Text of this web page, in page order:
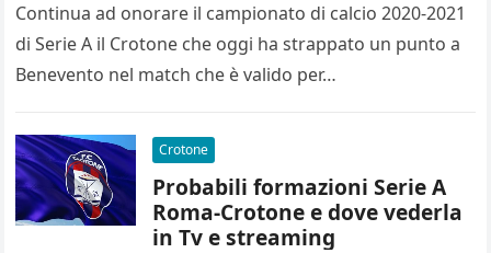
Continua ad onorare il campionato di calcio 2020-2021
di Serie A il Crotone che oggi ha strappato un punto a
Benevento nel match che è valido per…
Crotone
Probabili formazioni Serie A
Roma-Crotone e dove vederla
in Tv e streaming